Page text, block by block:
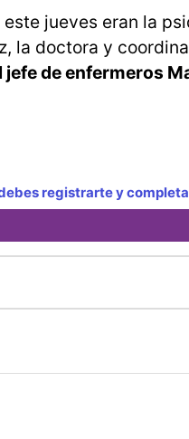
jueves eran la
la doctora y
jefe de enfermeros
registrarte y